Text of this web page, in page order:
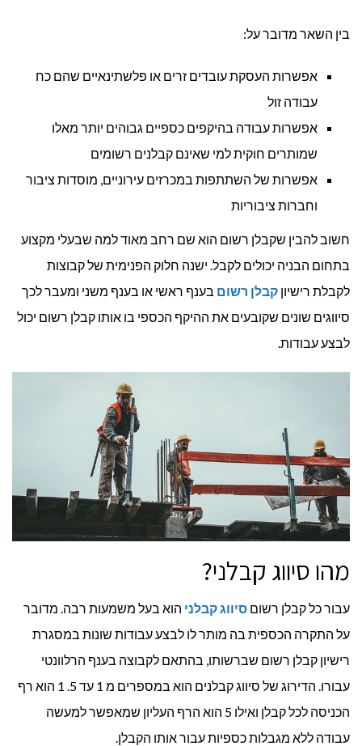
בין השאר מדובר על:
אפשרות העסקת עובדים זרים או פלשתינאיים שהם כח
עבודה זול
אפשרות עבודה בהיקפים כספיים גבוהים יותר מאלו
שמותרים חוקית למי שאינם קבלנים רשומים
אפשרות של השתתפות במכרזים עירוניים, מוסדות ציבור
וחברות ציבוריות
חשוב להבין שקבלן רשום הוא שם רחב מאוד למה שבעלי מקצוע
בתחום הבניה יכולים לקבל. ישנה חלוק הפנימית של קבוצות
לקבלת רישיון קבלן רשום בענף ראשי או בענף משני ומעבר לכך
סיווגים שונים שקובעים את ההיקף הכספי בו אותו קבלן רשום יכול
לבצע עבודות.
מהו סיווג קבלני?
עבור כל קבלן רשום סיווג קבלני הוא בעל משמעות רבה. מדובר
על התקרה הכספית בה מותר לו לבצע עבודות שונות במסגרת
רישיון קבלן רשום שברשותו, בהתאם לקבוצה בענף הרלוונטי
עבורו. הדירוג של סיווג קבלנים הוא במספרים מ 1 עד 5. 1 הוא רף
הכניסה לכל קבלן ואילו 5 הוא הרף העליון שמאפשר למעשה
עבודה ללא מגבלות כספיות עבור אותו הקבלן.